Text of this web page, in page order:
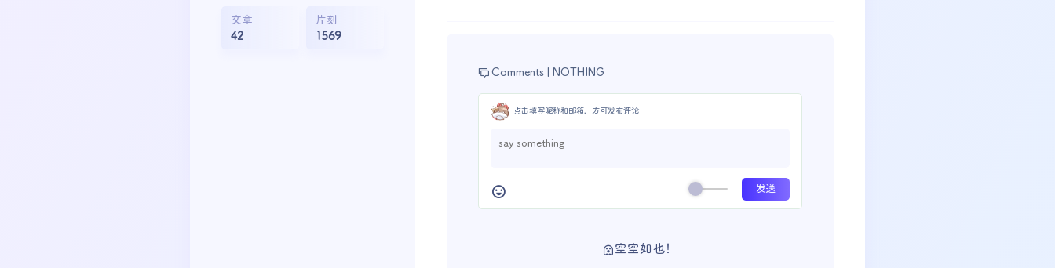
文章
42
片刻
1569
Comments | NOTHING
点击填写昵称和邮箱，方可发布评论
空空如也！